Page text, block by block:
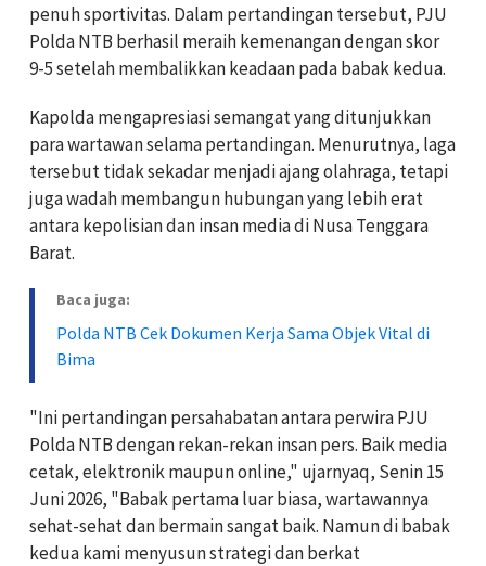
penuh sportivitas. Dalam pertandingan tersebut, PJU
Polda NTB berhasil meraih kemenangan dengan skor
9-5 setelah membalikkan keadaan pada babak kedua.
Kapolda mengapresiasi semangat yang ditunjukkan
para wartawan selama pertandingan. Menurutnya, laga
tersebut tidak sekadar menjadi ajang olahraga, tetapi
juga wadah membangun hubungan yang lebih erat
antara kepolisian dan insan media di Nusa Tenggara
Barat.
Baca juga:
Polda NTB Cek Dokumen Kerja Sama Objek Vital di
Bima
"Ini pertandingan persahabatan antara perwira PJU
Polda NTB dengan rekan-rekan insan pers. Baik media
cetak, elektronik maupun online," ujarnyaq, Senin 15
Juni 2026, "Babak pertama luar biasa, wartawannya
sehat-sehat dan bermain sangat baik. Namun di babak
kedua kami menyusun strategi dan berkat